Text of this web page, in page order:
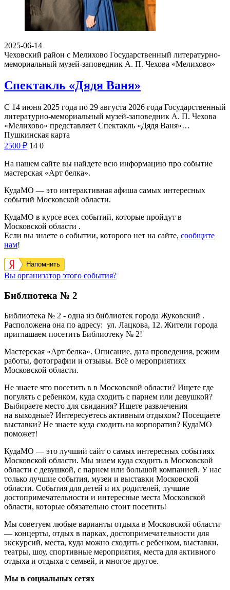
2025-06-14
Чеховский район с Мелихово Государственный литературно-
мемориальный музей-заповедник А. П. Чехова «Мелихово»
Спектакль «Дядя Ваня»
С 14 июня 2025 года по 29 августа 2026 года Государственный
литературно-мемориальный музей-заповедник А. П. Чехова
«Мелихово» представляет Спектакль «Дядя Ваня»…
Пушкинская карта
2500 ₽ 14 0
На нашем сайте вы найдете всю информацию про событие
мастерская «Арт белка».
КудаМО — это интерактивная афиша самых интересных
событий Московской области.
КудаМО в курсе всех событий, которые пройдут в
Московской области .
Если вы знаете о событии, которого нет на сайте, сообщите
нам!
Напомнить
Вы организатор этого события?
Библиотека № 2
Библиотека № 2 - одна из библиотек города Жуковский .
Расположена она по адресу: ул. Лацкова, 12. Жители города
приглашаем посетить Библиотеку № 2!
Мастерская «Арт белка». Описание, дата проведения, режим
работы, фотографии и отзывы. Всё о мероприятиях
Московской области.
Не знаете что посетить в в Московской области? Ищете где
погулять с ребенком, куда сходить с парнем или девушкой?
Выбираете место для свидания? Ищете развлечения
на выходные? Интересуетесь активным отдыхом? Посещаете
выставки? Не знаете куда сходить на корпоратив? КудаМО
поможет!
КудаМО — это лучший сайт о самых интересных событиях
Московской области. Мы знаем куда сходить в Московской
области с девушкой, с парнем или большой компанией. У нас
только лучшие события, музеи и выставки Московской
области. События для детей и их родителей, лучшие
достопримечательности и интересные места Московской
области, которые обязательно стоит посетить!
Мы советуем любые варианты отдыха в Московской области
— концерты, отдых в парках, достопримечательности для
экскурсий, места, куда можно сходить с ребенком, выставки,
театры, шоу, спортивные мероприятия, места для активного
отдыха и отдыха с семьей, и многое другое.
Мы в социальных сетях